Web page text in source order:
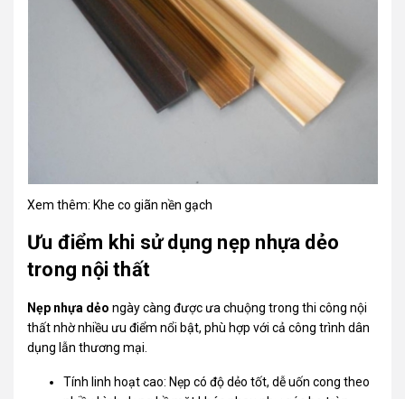
Xem thêm: Khe co giãn nền gạch
Ưu điểm khi sử dụng nẹp nhựa dẻo
trong nội thất
Nẹp nhựa dẻo ngày càng được ưa chuộng trong thi công nội
thất nhờ nhiều ưu điểm nổi bật, phù hợp với cả công trình dân
dụng lẫn thương mại.
Tính linh hoạt cao: Nẹp có độ dẻo tốt, dễ uốn cong theo